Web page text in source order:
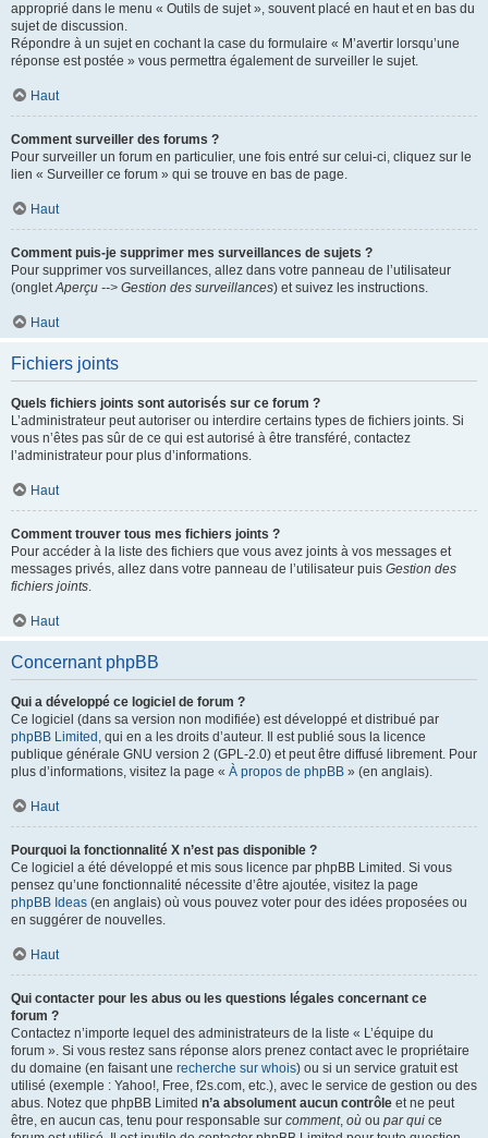
approprié dans le menu « Outils de sujet », souvent placé en haut et en bas du
sujet de discussion.
Répondre à un sujet en cochant la case du formulaire « M’avertir lorsqu’une
réponse est postée » vous permettra également de surveiller le sujet.
Haut
Comment surveiller des forums ?
Pour surveiller un forum en particulier, une fois entré sur celui-ci, cliquez sur le
lien « Surveiller ce forum » qui se trouve en bas de page.
Haut
Comment puis-je supprimer mes surveillances de sujets ?
Pour supprimer vos surveillances, allez dans votre panneau de l’utilisateur
(ongletAperçu --> Gestion des surveillances) et suivez les instructions.
Haut
Fichiers joints
Quels fichiers joints sont autorisés sur ce forum ?
L’administrateur peut autoriser ou interdire certains types de fichiers joints. Si
vous n’êtes pas sûr de ce qui est autorisé à être transféré, contactez
l’administrateur pour plus d’informations.
Haut
Comment trouver tous mes fichiers joints ?
Pour accéder à la liste des fichiers que vous avez joints à vos messages et
messages privés, allez dans votre panneau de l’utilisateur puis Gestion des
fichiers joints.
Haut
Concernant phpBB
Qui a développé ce logiciel de forum ?
Ce logiciel (dans sa version non modifiée) est développé et distribué par
phpBB Limited , qui en a les droits d’auteur. Il est publié sous la licence
publique générale GNU version 2 (GPL-2.0) et peut être diffusé librement. Pour
plus d’informations, visitez la page « À propos de phpBB » (en anglais).
Haut
Pourquoi la fonctionnalité X n’est pas disponible ?
Ce logiciel a été développé et mis sous licence par phpBB Limited. Si vous
pensez qu’une fonctionnalité nécessite d’être ajoutée, visitez la page
phpBB Ideas (en anglais) où vous pouvez voter pour des idées proposées ou
en suggérer de nouvelles.
Haut
Qui contacter pour les abus ou les questions légales concernant ce
forum ?
Contactez n’importe lequel des administrateurs de la liste « L’équipe du
forum ». Si vous restez sans réponse alors prenez contact avec le propriétaire
du domaine (en faisant une recherche sur whois) ou si un service gratuit est
utilisé (exemple : Yahoo!, Free, f2s.com, etc.), avec le service de gestion ou des
abus. Notez que phpBB Limited n’a absolument aucun contrôle et ne peut
être, en aucun cas, tenu pour responsable sur comment, où ou par qui ce